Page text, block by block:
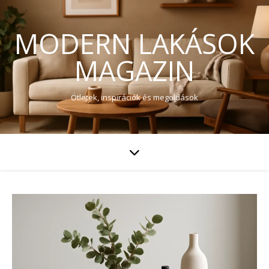
MODERN LAKÁSOK
MAGAZIN
Ötletek, inspirációk és megoldások